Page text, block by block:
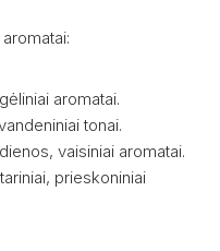
aromatai.
tonai.
vaisiniai aromatai.
prieskoniniai